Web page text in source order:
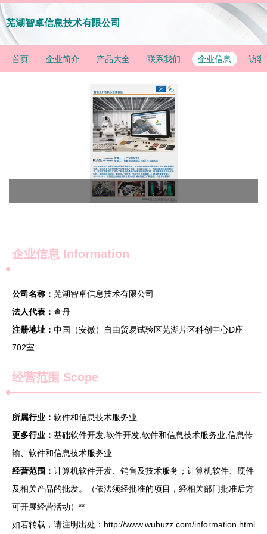
芜湖智卓信息技术有限公司
首页 企业简介 产品大全 联系我们 企业信息 访客
企业信息 Information
公司名称： 芜湖智卓信息技术有限公司
法人代表： 查丹
注册地址： 中国（安徽）自由贸易试验区芜湖片区科创中心D座
702室
经营范围 Scope
所属行业： 软件和信息技术服务业
更多行业： 基础软件开发,软件开发,软件和信息技术服务业,信息传
输、软件和信息技术服务业
经营范围： 计算机软件开发、销售及技术服务；计算机软件、硬件
及相关产品的批发。（依法须经批准的项目，经相关部门批准后方
可开展经营活动）**
如若转载，请注明出处：http://www.wuhuzz.com/information.html